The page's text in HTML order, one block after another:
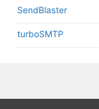
SendBlaster
turboSMTP